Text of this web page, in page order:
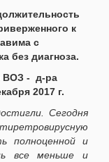
к
с
без диагноза.
ВОЗ - д-ра
2017 г.
Сегодня
полноценной и
все меньше и